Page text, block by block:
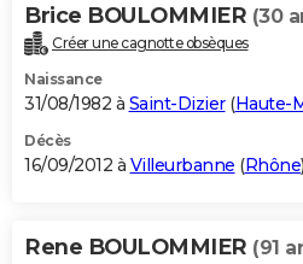
Brice BOULOMMIER (30
Créer une cagnotte obsèques
Naissance
31/08/1982 à Saint-Dizier(Haute-
Décès
16/09/2012 à Villeurbanne (Rhône)
Rene BOULOMMIER (91